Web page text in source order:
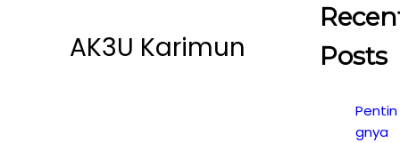
AK3U Karimun
Posts
Pentin
gnya